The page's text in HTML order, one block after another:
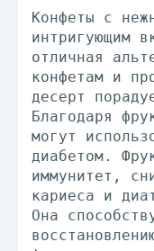
Конфеты с
интригующим
отличная
конфетам и
десерт
Благодаря
могут
диабетом.
иммунитет,
кариеса и
Она